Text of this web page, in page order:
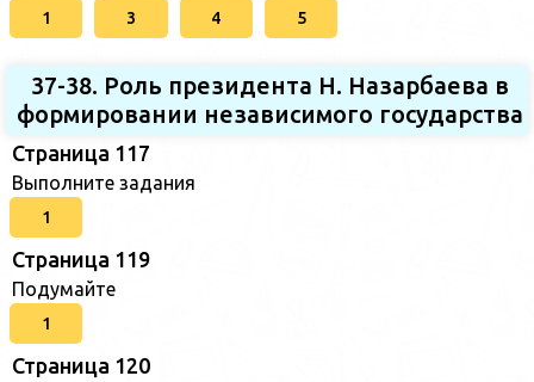
1 3 4 5
37-38. Роль президента Н. Назарбаева в
формировании независимого государства
Страница 117
Выполните задания
1
Страница 119
Подумайте
1
Страница 120